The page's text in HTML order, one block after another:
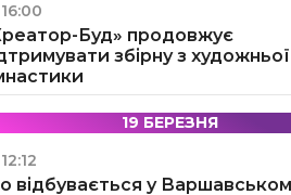
16:00
Буд» продовжує
збірну з художньої
19 БЕРЕЗНЯ
12:12
відбувається у